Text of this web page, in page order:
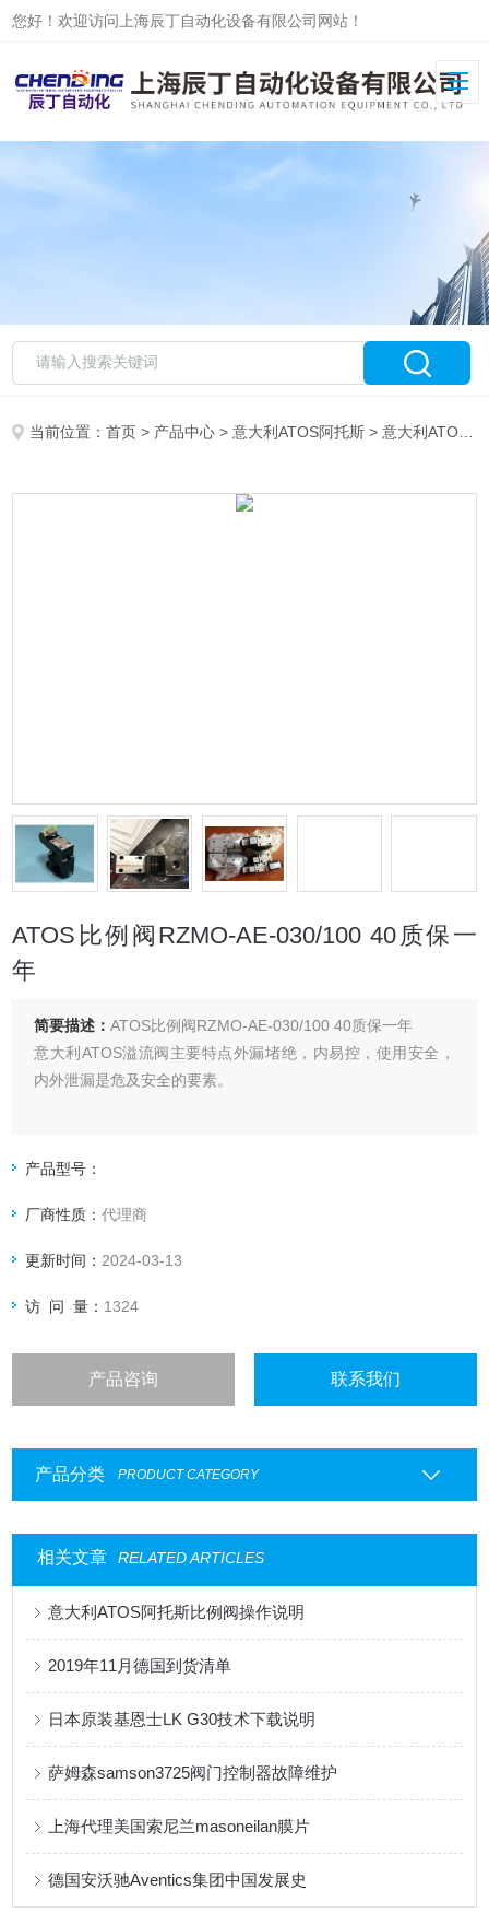
您好！欢迎访问上海辰丁自动化设备有限公司网站！
当前位置：首页 > 产品中心 >意大利ATOS阿托斯 >意大利ATOS比例阀
ATOS比例阀RZMO-AE-030/100 40质保一
年
简要描述：ATOS比例阀RZMO-AE-030/100 40质保一年
意大利ATOS溢流阀主要特点外漏堵绝，内易控，使用安全，
内外泄漏是危及安全的要素。
产品型号：
厂商性质：代理商
更新时间： 2024-03-13
访 问 量： 1324
产品咨询 联系我们
产品分类 PRODUCT CATEGORY
相关文章 RELATED ARTICLES
意大利ATOS阿托斯比例阀操作说明
2019年11月德国到货清单
日本原装基恩士LK G30技术下载说明
萨姆森samson3725阀门控制器故障维护
上海代理美国索尼兰masoneilan膜片
德国安沃驰Aventics集团中国发展史